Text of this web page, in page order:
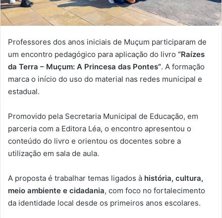
Professores dos anos iniciais de Muçum participaram de
um encontro pedagógico para aplicação do livro “Raízes
da Terra – Muçum: A Princesa das Pontes”. A formação
marca o início do uso do material nas redes municipal e
estadual.
Promovido pela Secretaria Municipal de Educação, em
parceria com a Editora Léa, o encontro apresentou o
conteúdo do livro e orientou os docentes sobre a
utilização em sala de aula.
A proposta é trabalhar temas ligados à história, cultura,
meio ambiente e cidadania, com foco no fortalecimento
da identidade local desde os primeiros anos escolares.